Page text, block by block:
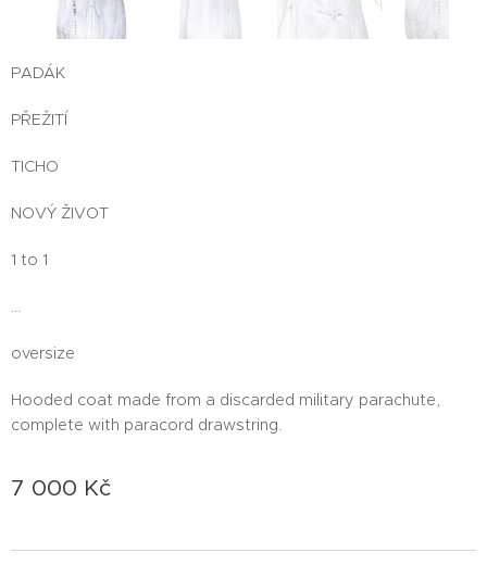
PADÁK
PŘEŽITÍ
TICHO
NOVÝ ŽIVOT
1 to 1
...
oversize
Hooded coat made from a discarded military parachute,
complete with paracord drawstring.
7 000 Kč